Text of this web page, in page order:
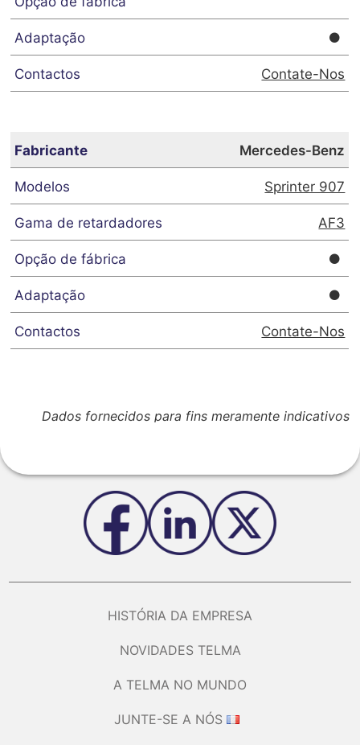
Contate-Nos
Mercedes-Benz
Sprinter 907
AF3
Contate-Nos
Dados fornecidos para fins meramente indicativos
HISTÓRIA DA EMPRESA
NOVIDADES TELMA
A TELMA NO MUNDO
JUNTE-SE A NÓS